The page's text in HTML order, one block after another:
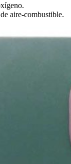
aire-combustible.